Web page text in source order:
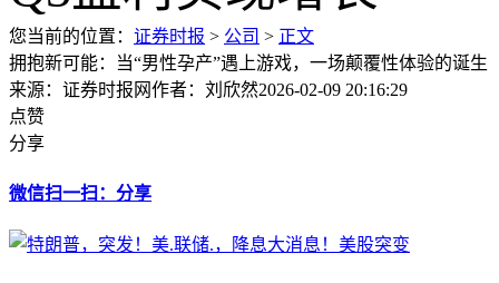
您当前的位置： 证券时报 > 公司 > 正文
拥抱新可能：当“男性孕产”遇上游戏，一场颠覆性体验的诞生
来源：证券时报网作者：刘欣然2026-02-09 20:16:29
点赞
分享
微信扫一扫：分享